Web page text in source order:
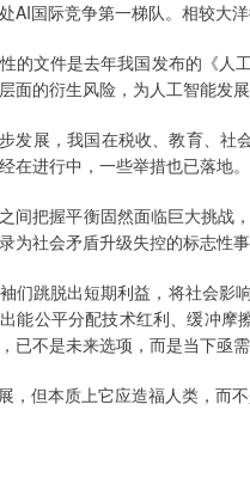
AI国际竞争第一梯队。相较大
的文件是去年我国发布的《人
面的衍生风险，为人工智能发
发展，我国在税收、教育、社
在进行中，一些举措也已落地。
间把握平衡固然面临巨大挑战
为社会矛盾升级失控的标志
们跳脱出短期利益，将社会影
能公平分配技术红利、缓冲摩
已不是未来选项，而是当下亟需
，但本质上它应造福人类，而